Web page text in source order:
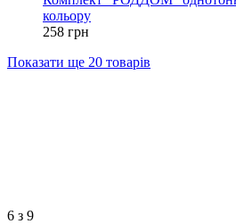
кольору
258 грн
Показати ще 20 товарів
6 з 9